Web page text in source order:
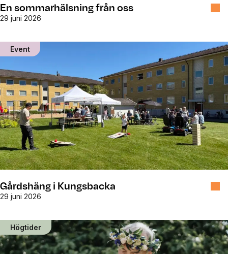
En sommarhälsning från oss
29 juni 2026
Event
Gårdshäng i Kungsbacka
29 juni 2026
Högtider